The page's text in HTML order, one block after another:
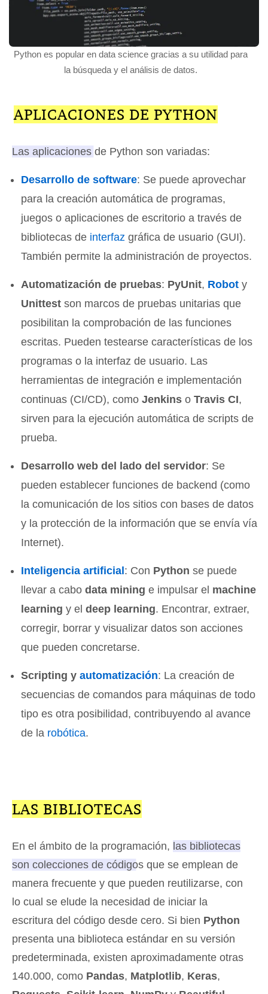
Python es popular en data science gracias a su utilidad para
la búsqueda y el análisis de datos.
APLICACIONES DE PYTHON
Las aplicaciones de Python son variadas:
Desarrollo de software: Se puede aprovechar
para la creación automática de programas,
juegos o aplicaciones de escritorio a través de
bibliotecas de interfaz gráfica de usuario (GUI).
También permite la administración de proyectos.
Automatización de pruebas: PyUnit, Robot y
Unittest son marcos de pruebas unitarias que
posibilitan la comprobación de las funciones
escritas. Pueden testearse características de los
programas o la interfaz de usuario. Las
herramientas de integración e implementación
continuas (CI/CD), comoJenkins oTravis CI,
sirven para la ejecución automática de scripts de
prueba.
Desarrollo web del lado del servidor: Se
pueden establecer funciones de backend (como
la comunicación de los sitios con bases de datos
y la protección de la información que se envía vía
Internet).
Inteligencia artificial : Con Python se puede
llevar a cabo data mining e impulsar el machine
learning y eldeep learning. Encontrar, extraer,
corregir, borrar y visualizar datos son acciones
que pueden concretarse.
Scripting yautomatización: La creación de
secuencias de comandos para máquinas de todo
tipo es otra posibilidad, contribuyendo al avance
de la robótica.
LAS BIBLIOTECAS
En el ámbito de la programación, las bibliotecas
son colecciones de códigos que se emplean de
manera frecuente y que pueden reutilizarse, con
lo cual se elude la necesidad de iniciar la
escritura del código desde cero. Si bien Python
presenta una biblioteca estándar en su versión
predeterminada, existen aproximadamente otras
140.000, como Pandas, Matplotlib, Keras,